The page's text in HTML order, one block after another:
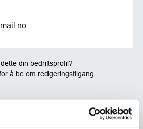
dette din bedriftsprofil?
å be om redigeringstilgang